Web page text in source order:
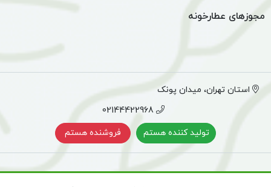
مجوزهای عطارخونه
استان تهران، میدان پونک
02144422968
تولید کننده هستم
فروشنده هستم